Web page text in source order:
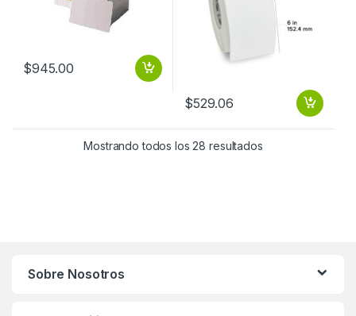
$945.00
$529.06
Mostrando todos los 28 resultados
Sobre Nosotros